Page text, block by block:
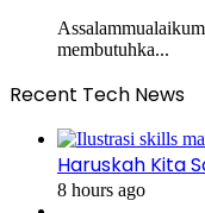
membutuhka...
Recent Tech News
Haruskah Kita
8 hours ago